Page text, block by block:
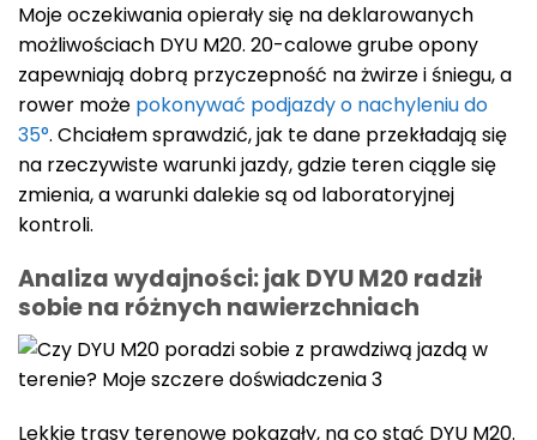
Moje oczekiwania opierały się na deklarowanych
możliwościach DYU M20. 20-calowe grube opony
zapewniają dobrą przyczepność na żwirze i śniegu, a
rower może pokonywać podjazdy o nachyleniu do
35°. Chciałem sprawdzić, jak te dane przekładają się
na rzeczywiste warunki jazdy, gdzie teren ciągle się
zmienia, a warunki dalekie są od laboratoryjnej
kontroli.
Analiza wydajności: jak DYU M20 radził
sobie na różnych nawierzchniach
Lekkie trasy terenowe pokazały, na co stać DYU M20.